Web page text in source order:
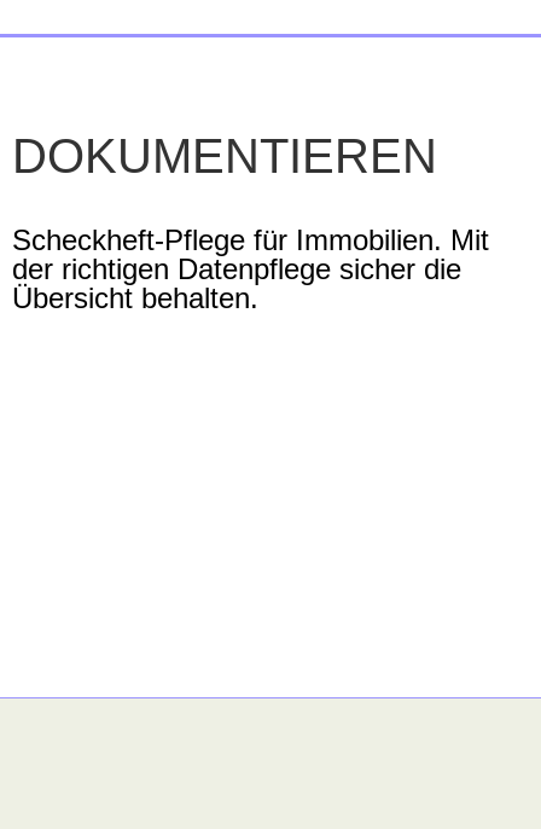
DOKUMENTIEREN
Scheckheft-Pflege für Immobilien. Mit
der richtigen Datenpflege sicher die
Übersicht behalten.